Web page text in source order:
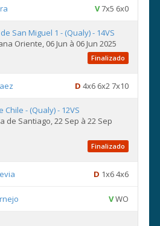
V7x5 6x0
San Miguel 1 - (Qualy) - 14VS
Oriente, 06 Jun à 06 Jun 2025
Finalizado
D 4x6 6x2 7x10
- (Qualy) - 12VS
de Santiago, 22 Sep à 22 Sep
Finalizado
D 1x6 4x6
VWO